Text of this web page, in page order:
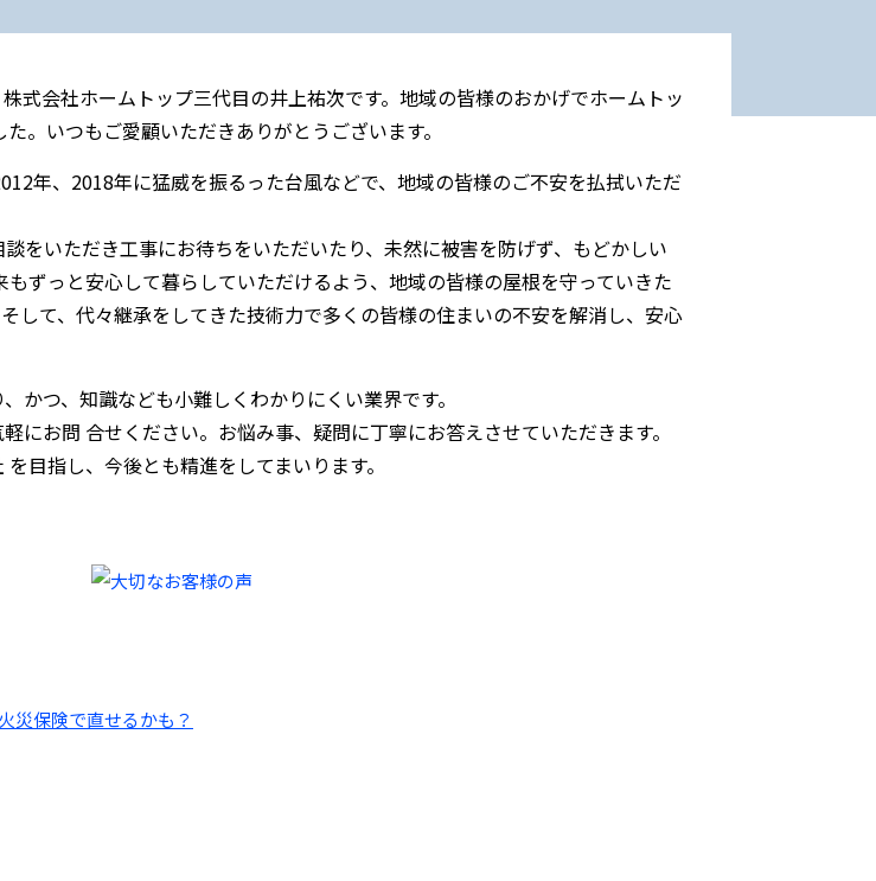
式会社ホームトップ三代目の井上祐次です。地域の皆様のおかげでホームトッ
。いつもご愛顧いただきありがとうございます。
年、2018年に猛威を振るった台風などで、地域の皆様のご不安を払拭いただ
をいただき工事にお待ちをいただいたり、未然に被害を防げず、もどかしい
ずっと安心して暮らしていただけるよう、地域の皆様の屋根を守っていきた
して、代々継承をしてきた技術力で多くの皆様の住まいの不安を解消し、安心
かつ、知識なども小難しくわかりにくい業界です。
にお問 合せください。お悩み事、疑問に丁寧にお答えさせていただきます。
目指し、今後とも精進をしてまいります。